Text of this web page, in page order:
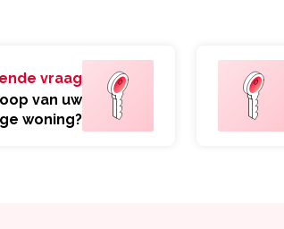
vraag
van uw
woning?